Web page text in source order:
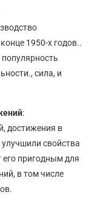
1950-х годов..
сила, и
:
достижения в
свойства
его пригодным для
в том числе